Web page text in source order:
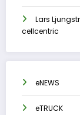
Lars
cellcentric
eNEWS
eTRUCK